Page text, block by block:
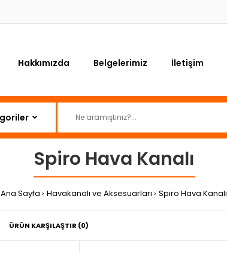
Hakkımızda Belgelerimiz İletişim
Spiro Hava Kanalı
Ana Sayfa Havakanalı ve Aksesuarları Spiro Hava Kanalı
ÜRÜN KARŞILAŞTIR (0)